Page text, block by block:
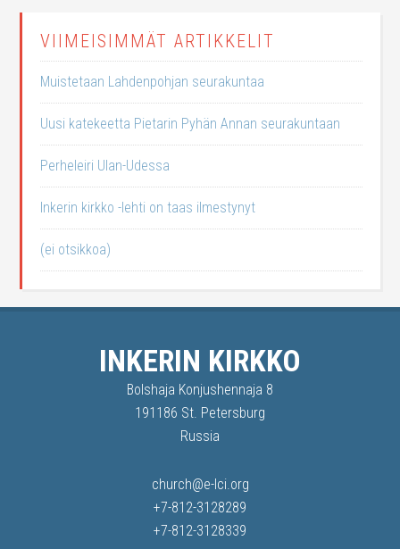
VIIMEISIMMÄT ARTIKKELIT
Muistetaan Lahdenpohjan seurakuntaa
Uusi katekeetta Pietarin Pyhän Annan seurakuntaan
Perheleiri Ulan-Udessa
Inkerin kirkko -lehti on taas ilmestynyt
(ei otsikkoa)
INKERIN KIRKKO
Bolshaja Konjushennaja 8
191186 St. Petersburg
Russia
church@e-lci.org
+7-812-3128289
+7-812-3128339